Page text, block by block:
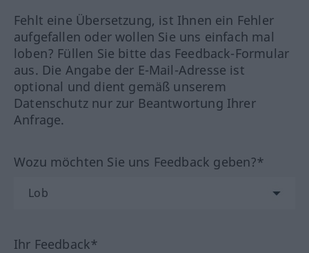
Fehlt eine Übersetzung, ist Ihnen ein Fehler
aufgefallen oder wollen Sie uns einfach mal
loben? Füllen Sie bitte das Feedback-Formular
aus. Die Angabe der E-Mail-Adresse ist
optional und dient gemäß unserem
Datenschutz nur zur Beantwortung Ihrer
Anfrage.
Wozu möchten Sie uns Feedback geben?*
Ihr Feedback*